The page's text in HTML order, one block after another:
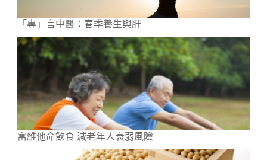
「專」言中醫：春季養生與肝
富維他命飲食 減老年人衰弱風險